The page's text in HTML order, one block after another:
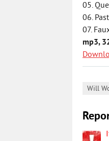
05.
06.
07.
mp3,
Will